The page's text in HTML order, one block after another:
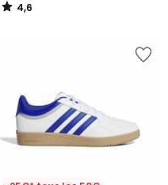
4,6
/